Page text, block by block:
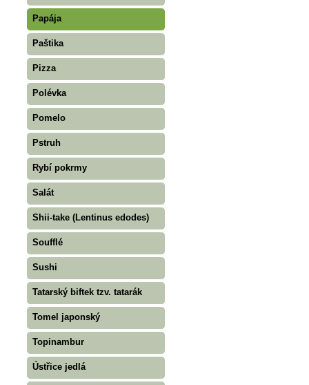
Papája
Paštika
Pizza
Polévka
Pomelo
Pstruh
Rybí pokrmy
Salát
Shii-take (Lentinus edodes)
Soufflé
Sushi
Tatarský biftek tzv. tatarák
Tomel japonský
Topinambur
Ústřice jedlá